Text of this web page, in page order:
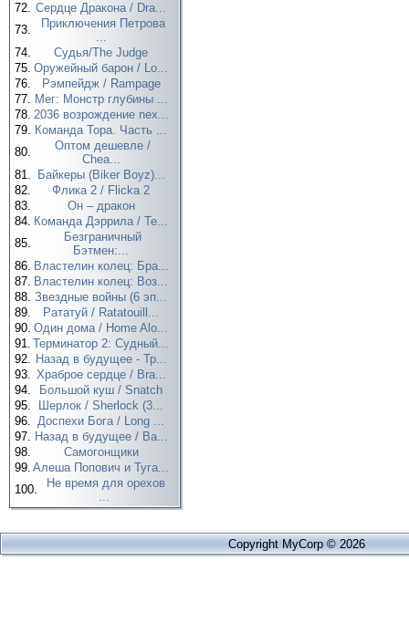
72. Сердце Дракона / Dra...
73.
Приключения Петрова
...
74.
Судья/The Judge
75. Оружейный барон / Lo...
76.
Рэмпейдж / Rampage
77. Мег: Монстр глубины ...
78. 2036 возрождение nex...
79. Команда Тора. Часть ...
80.
Оптом дешевле /
Chea...
81.
Байкеры (Biker Boyz)...
82.
Флика 2 / Flicka 2
83.
Он – дракон
84. Команда Дэррила / Te...
85.
Безграничный
Бэтмен:...
86. Властелин колец: Бра...
87. Властелин колец: Воз...
88. Звездные войны (6 эп...
89.
Рататуй / Ratatouill...
90. Один дома / Home Alo...
91. Терминатор 2: Судный...
92. Назад в будущее - Тр...
93. Храброе сердце / Bra...
94.
Большой куш / Snatch
95.
Шерлок / Sherlock (3...
96. Доспехи Бога / Long ...
97. Назад в будущее / Ba...
98.
Самогонщики
99. Алеша Попович и Туга...
100.
Не время для орехов
...
Copyright MyCorp © 2026